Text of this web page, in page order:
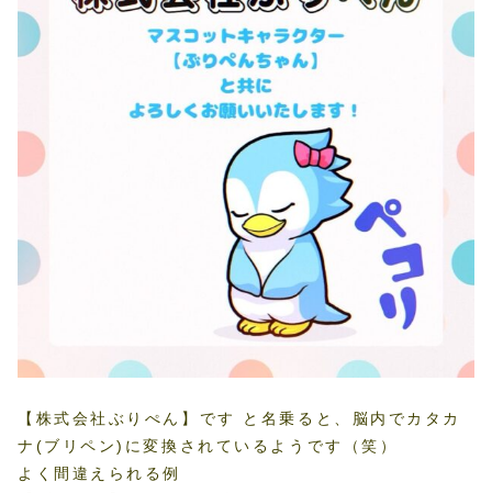
【株式会社ぶりぺん】です と名乗ると、脳内でカタカ
ナ(ブリペン)に変換されているようです（笑）
よく間違えられる例